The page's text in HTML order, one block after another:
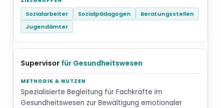
Sozialarbeiter Sozialpädagogen
Beratungsstellen
Jugendämter
Supervisor für Gesundheitswesen
Spezialisierte Begleitung für Fachkräfte im
Gesundheitswesen zur Bewältigung emotionaler